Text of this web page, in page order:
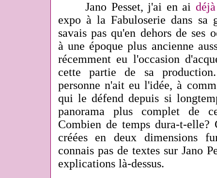
Jano Pesset, j'ai en ai
expo à la Fabuloserie dans sa
savais pas qu'en dehors de
à une époque plus ancienne
récemment eu l'occasion
cette partie de sa
personne n'ait eu l'idée, à
qui le défend depuis si
panorama plus complet de
Combien de temps dura-t-elle?
créées en deux dimensions
connais pas de textes sur Jano
explications là-dessus.